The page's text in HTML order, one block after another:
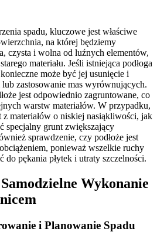
spadu, kluczowe jest właściwe
na której będziemy
czysta i wolna od luźnych elementów,
materiału. Jeśli istniejąca podłoga
może być jej usunięcie i
zastosowanie mas wyrównujących.
jest odpowiednio zagruntowane, co
warstw materiałów. W przypadku,
z materiałów o niskiej nasiąkliwości, jak
specjalny grunt zwiększający
sprawdzenie, czy podłoże jest
ponieważ wszelkie ruchy
pękania płytek i utraty szczelności.
Wykonanie
i Planowanie Spadu